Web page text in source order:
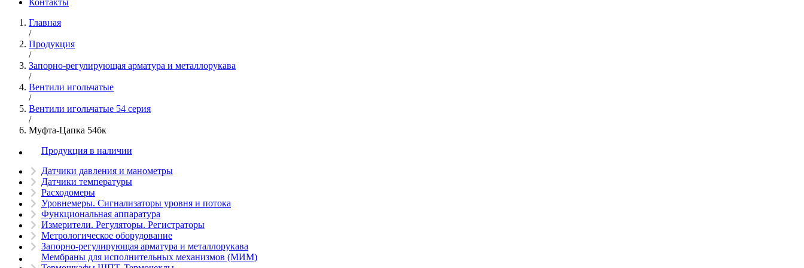
Контакты
Главная
/
Продукция
/
Запорно-регулирующая арматура и металлорукава
/
Вентили игольчатые
/
Вентили игольчатые 54 серия
/
Муфта-Цапка 54бк
Продукция в наличии
Датчики давления и манометры
Датчики температуры
Расходомеры
Уровнемеры. Сигнализаторы уровня и потока
Функциональная аппаратура
Измерители. Регуляторы. Регистраторы
Метрологическое оборудование
Запорно-регулирующая арматура и металлорукава
Мембраны для исполнительных механизмов (МИМ)